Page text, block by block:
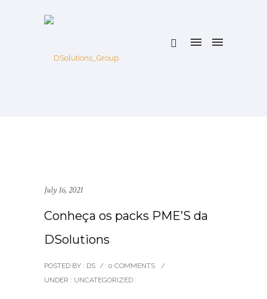
July 16, 2021
Conheça os packs PME’S da
DSolutions
POSTED BY : DS / 0 COMMENTS
/
UNDER : UNCATEGORIZED